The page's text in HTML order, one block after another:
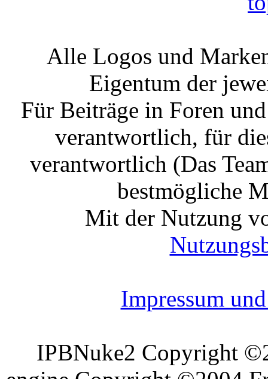
Alle Logos und
Eigentum der
Für Beiträge in Foren
verantwortlich, für
verantwortlich (Das
bestmögliche
Mit der Nutzung
Impressum
IPBNuke2 Copyright